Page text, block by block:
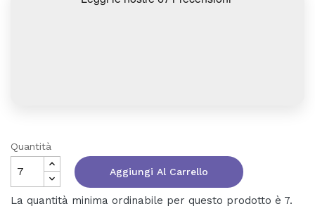
Quantità
Aggiungi Al Carrello
La quantità minima ordinabile per questo prodotto è 7.